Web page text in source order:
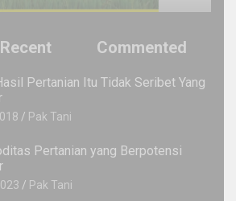
Recent Commented
Pertanian Itu Tidak Seribet Yang
Pak Tani
Pertanian yang Berpotensi
Pak Tani